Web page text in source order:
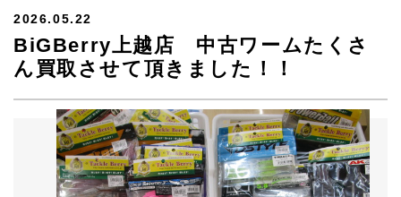
2026.05.22
BiGBerry上越店 中古ワームたくさ
ん買取させて頂きました！！